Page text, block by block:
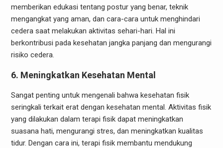
memberikan edukasi tentang postur yang benar, teknik
mengangkat yang aman, dan cara-cara untuk menghindari
cedera saat melakukan aktivitas sehari-hari. Hal ini
berkontribusi pada kesehatan jangka panjang dan mengurangi
risiko cedera.
6. Meningkatkan Kesehatan Mental
Sangat penting untuk mengenali bahwa kesehatan fisik
seringkali terkait erat dengan kesehatan mental. Aktivitas fisik
yang dilakukan dalam terapi fisik dapat meningkatkan
suasana hati, mengurangi stres, dan meningkatkan kualitas
tidur. Dengan cara ini, terapi fisik membantu mendukung